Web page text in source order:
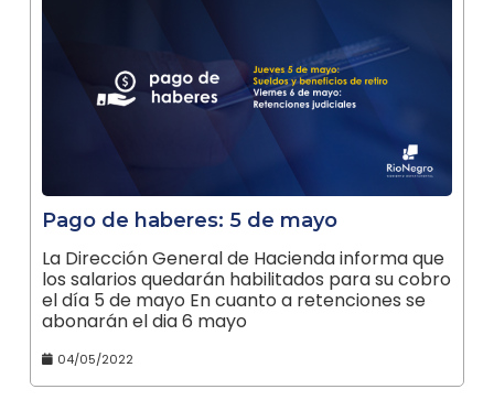
Pago de haberes: 5 de mayo
La Dirección General de Hacienda informa que
los salarios quedarán habilitados para su cobro
el día 5 de mayo En cuanto a retenciones se
abonarán el dia 6 mayo
04/05/2022